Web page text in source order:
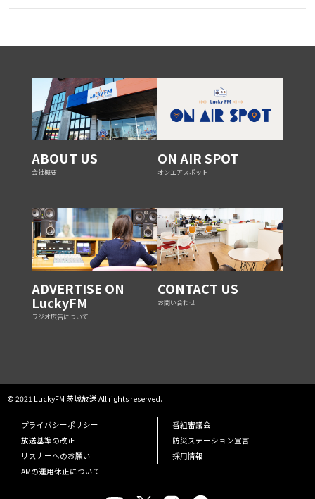
ABOUT US
会社概要
ON AIR SPOT
オンエアスポット
ADVERTISE ON
LuckyFM
ラジオ広告について
CONTACT US
お問い合わせ
© 2021 LuckyFM 茨城放送 All rights reserved.
プライバシーポリシー
番組審議会
放送基準の改正
防災ステーション宣言
リスナーへのお願い
採用情報
AMの運用休止について